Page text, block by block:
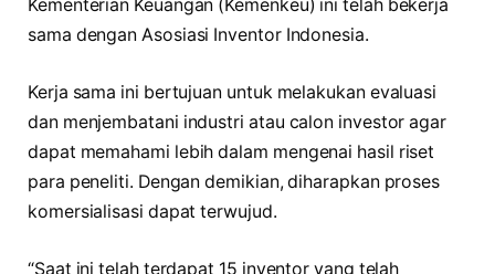
Kementerian Keuangan (Kemenkeu) ini telah bekerja
sama dengan Asosiasi Inventor Indonesia.
Kerja sama ini bertujuan untuk melakukan evaluasi
dan menjembatani industri atau calon investor agar
dapat memahami lebih dalam mengenai hasil riset
para peneliti. Dengan demikian, diharapkan proses
komersialisasi dapat terwujud.
“Saat ini telah terdapat 15 inventor yang telah